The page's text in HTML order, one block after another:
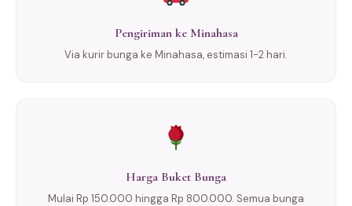
Pengiriman ke Minahasa
Via kurir bunga ke Minahasa, estimasi 1-2 hari.
Harga Buket Bunga
Mulai Rp 150.000 hingga Rp 800.000. Semua bunga